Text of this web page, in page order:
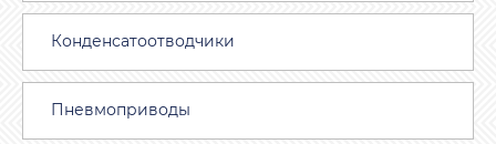
Конденсатоотводчики
Пневмоприводы